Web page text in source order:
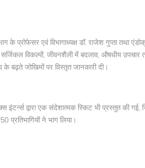
के प्रोफेसर एवं विभागाध्यक्ष डॉ. राजेश गुप्ता तथा
सर्जिकल विकल्पों, जीवनशैली में बदलाव, औषधीय
बढ़ते जोखिमों पर विस्तृत जानकारी दी।
इंटर्न्स द्वारा एक संदेशात्मक स्किट भी प्रस्तुत की गई,
प्रतिभागियों ने भाग लिया।